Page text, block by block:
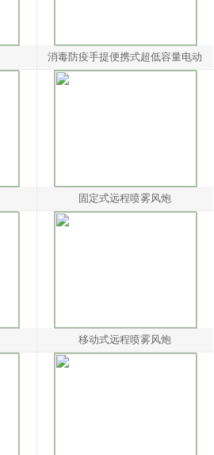
消毒防疫手提便携式超低容量电动
固定式远程喷雾风炮
移动式远程喷雾风炮